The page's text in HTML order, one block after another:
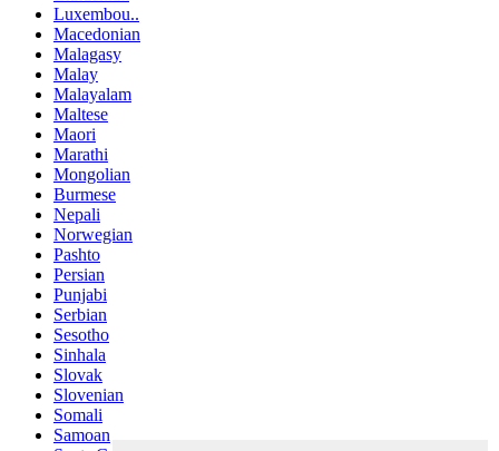
Luxembou..
Macedonian
Malagasy
Malay
Malayalam
Maltese
Maori
Marathi
Mongolian
Burmese
Nepali
Norwegian
Pashto
Persian
Punjabi
Serbian
Sesotho
Sinhala
Slovak
Slovenian
Somali
Samoan